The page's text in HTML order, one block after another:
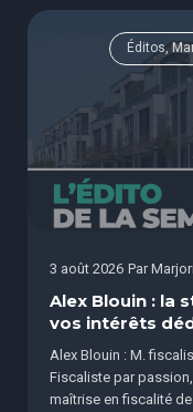
Éditos,
3 août 2026 Par
Alex Blouin : la
vos intérêts
Alex Blouin : M.
Fiscaliste par
maîtrise en fiscalité